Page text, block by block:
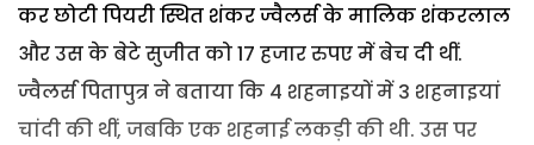
कर छोटी पियरी स्थित शंकर ज्वैलर्स के मालिक शंकरलाल
और उस के बेटे सुजीत को 17 हजार रुपए में बेच दी थीं.
ज्वैलर्स पितापुत्र ने बताया कि 4 शहनाइयों में 3 शहनाइयां
चांदी की थीं, जबकि एक शहनाई लकड़ी की थी. उस पर